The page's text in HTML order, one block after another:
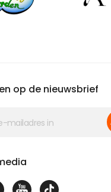
op de nieuwsbrief